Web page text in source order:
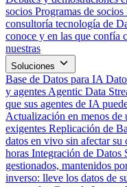
socios Programas de socios
consultoría tecnología de
conoce y en las que confía
nuestras
Soluciones
Base de Datos para IA
y agentes Agentic Data
que sus agentes de IA
Actualización en menos de
exigentes Replicación de
datos en vivo sin afectar
horas Integración de Datos
gestionados, mantenidos
inverso: lleve los datos de